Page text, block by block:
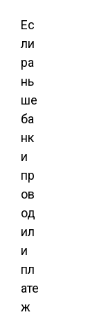
Ес
ли
ра
нь
ше
ба
нк
и
пр
ов
од
ил
и
пл
ате
ж